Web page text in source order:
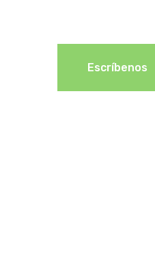
Escríbenos